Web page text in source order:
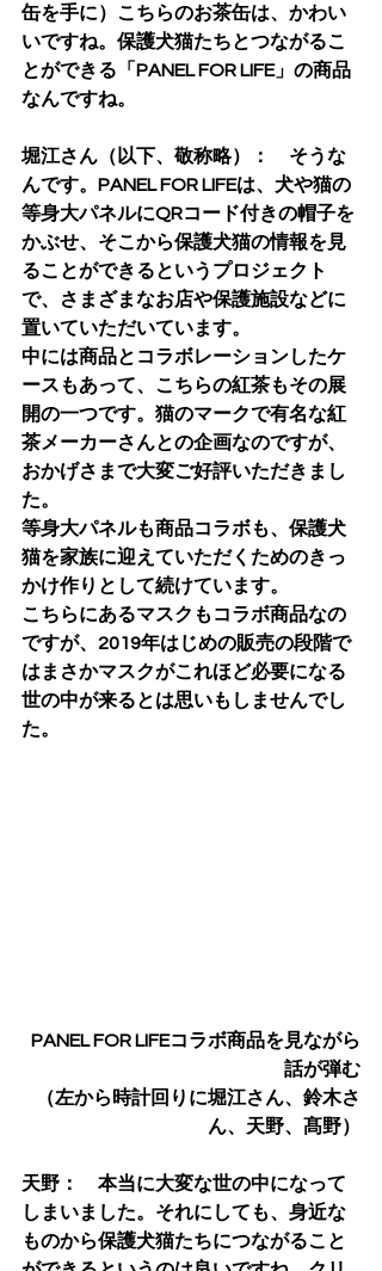
缶を手に）こちらのお茶缶は、かわい
いですね。保護犬猫たちとつながるこ
とができる「PANEL FOR LIFE」の商品
なんですね。
堀江さん（以下、敬称略）：　そうな
んです。PANEL FOR LIFEは、犬や猫の
等身大パネルにQRコード付きの帽子を
かぶせ、そこから保護犬猫の情報を見
ることができるというプロジェクト
で、さまざまなお店や保護施設などに
置いていただいています。
中には商品とコラボレーションしたケ
ースもあって、こちらの紅茶もその展
開の一つです。猫のマークで有名な紅
茶メーカーさんとの企画なのですが、
おかげさまで大変ご好評いただきまし
た。
等身大パネルも商品コラボも、保護犬
猫を家族に迎えていただくためのきっ
かけ作りとして続けています。
こちらにあるマスクもコラボ商品なの
ですが、2019年はじめの販売の段階で
はまさかマスクがこれほど必要になる
世の中が来るとは思いもしませんでし
た。
PANEL FOR LIFEコラボ商品を見ながら
話が弾む
（左から時計回りに堀江さん、鈴木さ
ん、天野、髙野）
天野：　本当に大変な世の中になって
しまいました。それにしても、身近な
ものから保護犬猫たちにつながること